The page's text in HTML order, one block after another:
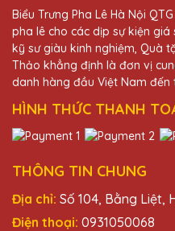
Đặng Thị Kim
27/11/2025
Chất lượng sản
hàng chu đáo. Quà
lựa chọn hàng đầu
pha lê.
Dương Văn Đức
27/11/2025
Biểu Trưng Pha Lê Hà Nội
pha lê cho các dịp sự kiện giá
kỹ sư giàu kinh nghiệm, Quà
Thảo khẳng định là đơn vị
danh hàng đầu Việt Nam đến
HÌNH THỨC THANH
THÔNG TIN CHUNG
Địa chỉ: Số 104, Bằng Liệt,
Điện thoại: 0931050068